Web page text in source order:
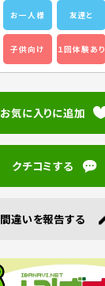
お一人様 友達と
子供向け １回体験あり
お気に入りに追加
クチコミする
間違いを報告する